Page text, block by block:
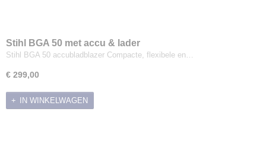
Stihl BGA 50 met accu & lader
Stihl BGA 50 accubladblazer Compacte, flexibele en…
€ 299,00
IN WINKELWAGEN